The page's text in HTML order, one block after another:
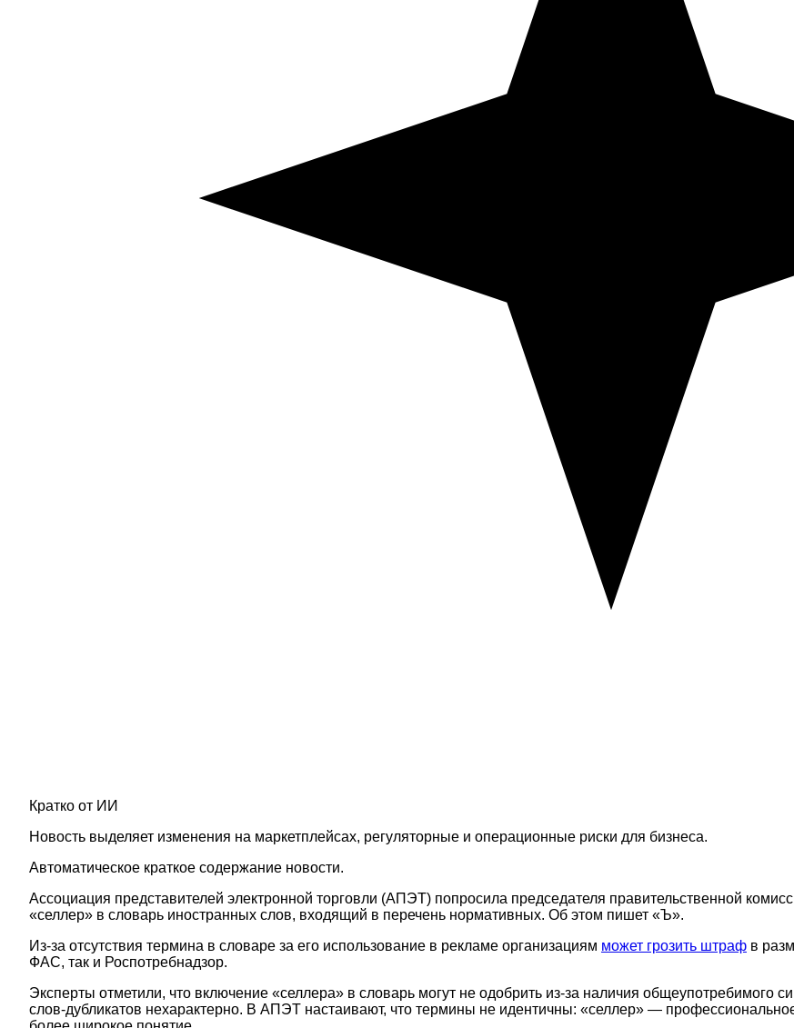
Кратко от ИИ
Новость выделяет изменения на маркетплейсах, регуляторные и операционные риски для бизнеса.
Автоматическое краткое содержание новости.
Ассоциация представителей электронной торговли (АПЭТ) попросила председателя правительственной
«селлер» в словарь иностранных слов, входящий в перечень нормативных. Об этом пишет «Ъ».
Из-за отсутствия термина в словаре за его использование в рекламе организациям может грозить штраф в
ФАС, так и Роспотребнадзор.
Эксперты отметили, что включение «селлера» в словарь могут не одобрить из-за наличия общеупотребимого
слов-дубликатов нехарактерно. В АПЭТ настаивают, что термины не идентичны: «селлер» —